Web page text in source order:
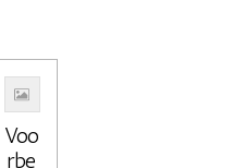
Voo
rbe